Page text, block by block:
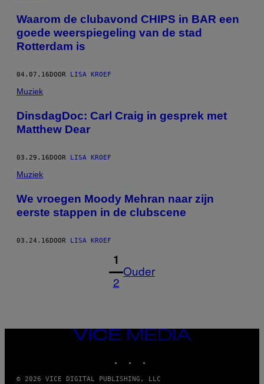
Waarom de clubavond CHIPS in BAR een
goede weerspiegeling van de stad
Rotterdam is
04.07.16DOOR LISA KROEF
Muziek
​DinsdagDoc: Carl Craig in gesprek met
Matthew Dear
03.29.16DOOR LISA KROEF
Muziek
We vroegen Moody Mehran naar zijn
eerste stappen in de clubscene
03.24.16DOOR LISA KROEF
1
2
Ouder
VICE
MEDIA
© 2026 VICE DIGITAL PUBLISHING, LLC